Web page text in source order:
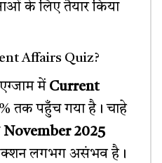
के लिए तैयार किया
Affairs Quiz?
में Current
तक पहुँच गया है। चाहे
November 2025
लगभग असंभव है।